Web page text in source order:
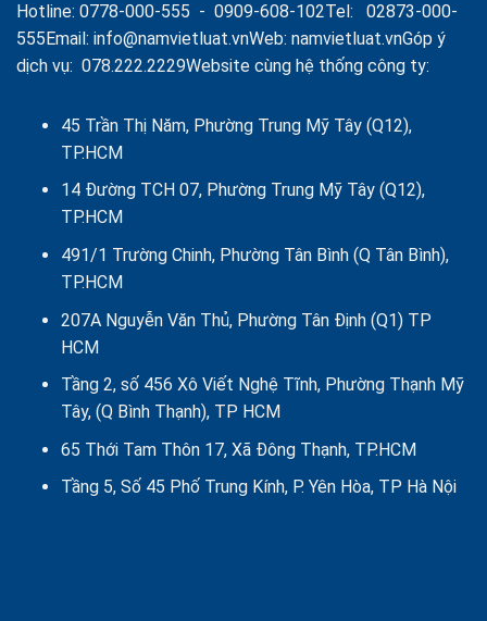
Thành
viên,
Cổ
đông
là
Hotline: 0778-000-555 - 0909-608-102Tel: 02873-000-
555Email: info@namvietluat.vnWeb: namvietluat.vnGóp ý
dịch vụ: 078.222.2229Website cùng hệ thống công ty:
45 Trần Thị Năm, Phường Trung Mỹ Tây (Q12),
TP.HCM
14 Đường TCH 07, Phường Trung Mỹ Tây (Q12),
TP.HCM
491/1 Trường Chinh, Phường Tân Bình (Q Tân Bình),
TP.HCM
207A Nguyễn Văn Thủ, Phường Tân Định (Q1) TP
HCM
Tầng 2, số 456 Xô Viết Nghệ Tĩnh, Phường Thạnh Mỹ
Tây, (Q Bình Thạnh), TP HCM
65 Thới Tam Thôn 17, Xã Đông Thạnh, TP.HCM
Tầng 5, Số 45 Phố Trung Kính, P. Yên Hòa, TP Hà Nội